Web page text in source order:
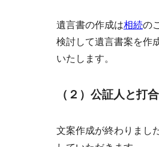
遺言書の作成は相続の
検討して遺言書案を作
いたします。
（２）公証人と打
文案作成が終わりまし